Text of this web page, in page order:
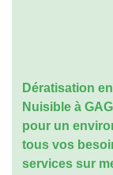
Dératisation
Nuisible à
pour un
tous vos
services sur